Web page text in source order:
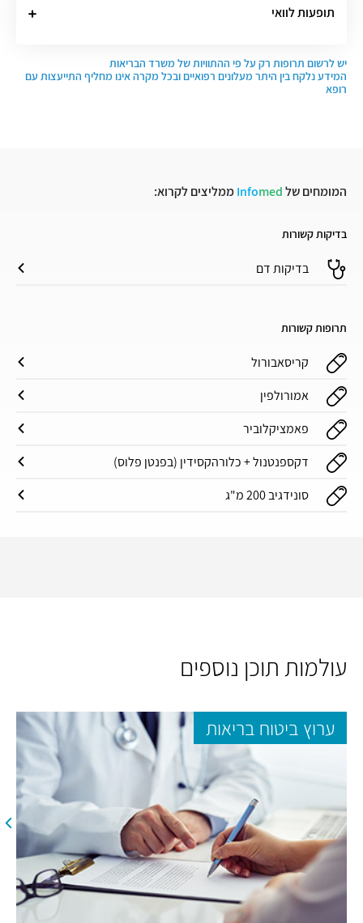
תופעות לוואי
יש לרשום תרופות רק על פי ההתוויות של משרד הבריאות
המידע נלקח בין היתר מעלונים רפואיים ובכל מקרה אינו מחליף התייעצות עם
רופא
המומחים של Infomed ממליצים לקרוא:
בדיקות קשורות
בדיקות דם
תרופות קשורות
קריסאבורול
אמורולפין
פאמציקלוביר
דקספנטנול + כלורהקסידין (בפנטן פלוס)
סונידגיב 200 מ"ג
עולמות תוכן נוספים
ערוץ ביטוח בריאות